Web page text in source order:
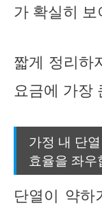
가 확실히 보
짧게 정리하
요금에 가장
가정 내 단
효율을 좌우
단열이 약하